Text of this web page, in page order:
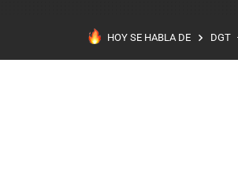
HOY SE HABLA DE DGT